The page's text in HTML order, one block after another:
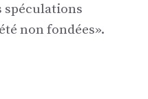
spéculations
non fondées».